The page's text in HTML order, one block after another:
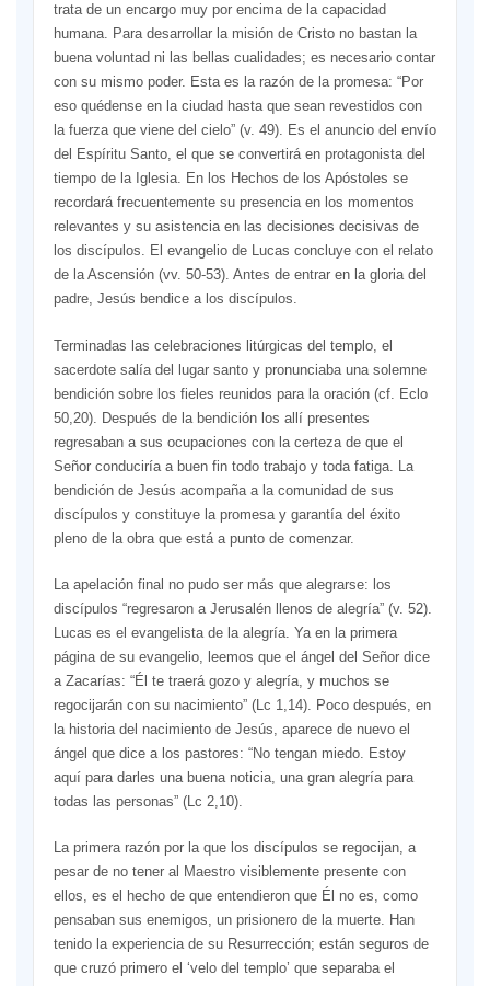
trata de un encargo muy por encima de la capacidad
humana. Para desarrollar la misión de Cristo no bastan la
buena voluntad ni las bellas cualidades; es necesario contar
con su mismo poder. Esta es la razón de la promesa: “Por
eso quédense en la ciudad hasta que sean revestidos con
la fuerza que viene del cielo” (v. 49). Es el anuncio del envío
del Espíritu Santo, el que se convertirá en protagonista del
tiempo de la Iglesia. En los Hechos de los Apóstoles se
recordará frecuentemente su presencia en los momentos
relevantes y su asistencia en las decisiones decisivas de
los discípulos. El evangelio de Lucas concluye con el relato
de la Ascensión (vv. 50-53). Antes de entrar en la gloria del
padre, Jesús bendice a los discípulos.
Terminadas las celebraciones litúrgicas del templo, el
sacerdote salía del lugar santo y pronunciaba una solemne
bendición sobre los fieles reunidos para la oración (cf. Eclo
50,20). Después de la bendición los allí presentes
regresaban a sus ocupaciones con la certeza de que el
Señor conduciría a buen fin todo trabajo y toda fatiga. La
bendición de Jesús acompaña a la comunidad de sus
discípulos y constituye la promesa y garantía del éxito
pleno de la obra que está a punto de comenzar.
La apelación final no pudo ser más que alegrarse: los
discípulos “regresaron a Jerusalén llenos de alegría” (v. 52).
Lucas es el evangelista de la alegría. Ya en la primera
página de su evangelio, leemos que el ángel del Señor dice
a Zacarías: “Él te traerá gozo y alegría, y muchos se
regocijarán con su nacimiento” (Lc 1,14). Poco después, en
la historia del nacimiento de Jesús, aparece de nuevo el
ángel que dice a los pastores: “No tengan miedo. Estoy
aquí para darles una buena noticia, una gran alegría para
todas las personas” (Lc 2,10).
La primera razón por la que los discípulos se regocijan, a
pesar de no tener al Maestro visiblemente presente con
ellos, es el hecho de que entendieron que Él no es, como
pensaban sus enemigos, un prisionero de la muerte. Han
tenido la experiencia de su Resurrección; están seguros de
que cruzó primero el ‘velo del templo’ que separaba el